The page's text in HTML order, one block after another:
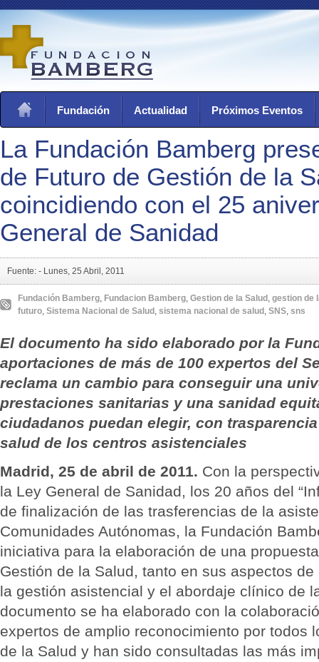
Fundación Actualidad Próximos Eventos
La Fundación Bamberg
de Futuro de Gestión de la
coincidiendo con el 25
General de Sanidad
Fuente: - Lunes, 25 Abril, 2011
Fundación Bamberg, Fundacion Bamberg, Gestion de la Salud , gestion de
futuro, Sistema Nacional de Salud , sistema nacional de salud , SNS, sns
El documento ha sido elaborado por la
aportaciones de más de 100 expertos del
reclama un cambio para conseguir una
prestaciones sanitarias y una sanidad
ciudadanos puedan elegir, con
salud de los centros asistenciales
Madrid, 25 de abril de 2011. Con la
la Ley General de Sanidad, los 20 años del
de finalización de las trasferencias de la
Comunidades Autónomas, la Fundación
iniciativa para la elaboración de una
Gestión de la Salud, tanto en sus aspectos
la gestión asistencial y el abordaje clínico de
documento se ha elaborado con la
expertos de amplio reconocimiento por todos
de la Salud y han sido consultadas las más